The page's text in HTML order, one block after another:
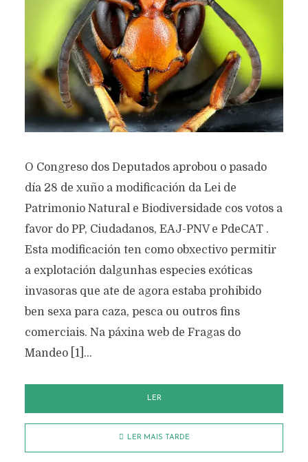
O Congreso dos Deputados aprobou o pasado
día 28 de xuño a modificación da Lei de
Patrimonio Natural e Biodiversidade cos votos a
favor do PP, Ciudadanos, EAJ-PNV e PdeCAT .
Esta modificación ten como obxectivo permitir
a explotación dalgunhas especies exóticas
invasoras que ate de agora estaba prohibido
ben sexa para caza, pesca ou outros fins
comerciais. Na páxina web de Fragas do
Mandeo [1]...
LER
LER MAIS TARDE